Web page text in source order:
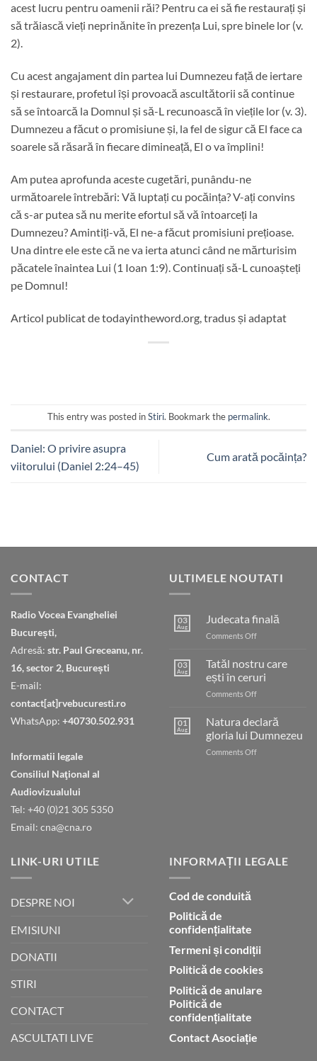
acest lucru pentru oamenii răi? Pentru ca ei să fie restaurați și
să trăiască vieți neprinănite în prezența Lui, spre binele lor (v.
2).
Cu acest angajament din partea lui Dumnezeu față de iertare
și restaurare, profetul își provoacă ascultătorii să continue
să se întoarcă la Domnul și să-L recunoască în viețile lor (v. 3).
Dumnezeu a făcut o promisiune și, la fel de sigur că El face ca
soarele să răsară în fiecare dimineață, El o va împlini!
Am putea aprofunda aceste cugetări, punându-ne
următoarele întrebări: Vă luptați cu pocăința? V-ați convins
că s-ar putea să nu merite efortul să vă întoarceți la
Dumnezeu? Amintiți-vă, El ne-a făcut promisiuni prețioase.
Una dintre ele este că ne va ierta atunci când ne mărturisim
păcatele înaintea Lui (1 Ioan 1:9). Continuați să-L cunoașteți
pe Domnul!
Articol publicat de todayintheword.org, tradus și adaptat
This entry was posted inStiri. Bookmark the permalink.
Daniel: O privire asupra
viitorului (Daniel 2:24–45)
Cum arată pocăința?
CONTACT
Radio Vocea Evangheliei
București,
Adresă: str. Paul Greceanu, nr.
16, sector 2, București
E-mail:
contact[at]rvebucuresti.ro
WhatsApp: +40730.502.931
Informatii legale
Consiliul Naţional al
Audiovizualului
Tel: +40 (0)21 305 5350
Email: cna@cna.ro
ULTIMELE NOUTATI
03
Aug
Judecata finală
Comments Offon
03
Aug
Tatăl nostru care
ești în ceruri
Comments Offon
nostru
ești
în
01
Aug
Natura declară
gloria lui Dumnezeu
Comments Offon
LINK-URI UTILE
DESPRE NOI
EMISIUNI
DONATII
STIRI
CONTACT
ASCULTATI LIVE
INFORMAȚII LEGALE
Cod de conduită
Politică de
confidențialitate
Termeni și condiții
Politică de cookies
Politică de anulare
Politică de
confidențialitate
Contact Asociație